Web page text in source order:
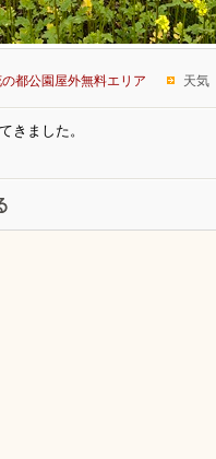
の都公園屋外無料エリア 天気
きました。